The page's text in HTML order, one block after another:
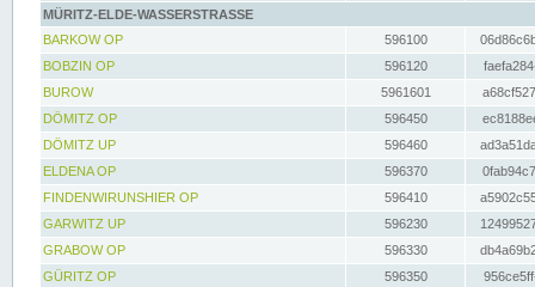
MÜRITZ-ELDE-WASSERSTRASSE
BARKOW OP
596100
BOBZIN OP
596120
BUROW
5961601
DÖMITZ OP
596450
DÖMITZ UP
596460
ELDENA OP
596370
FINDENWIRUNSHIER OP
596410
GARWITZ UP
596230
GRABOW OP
596330
GÜRITZ OP
596350